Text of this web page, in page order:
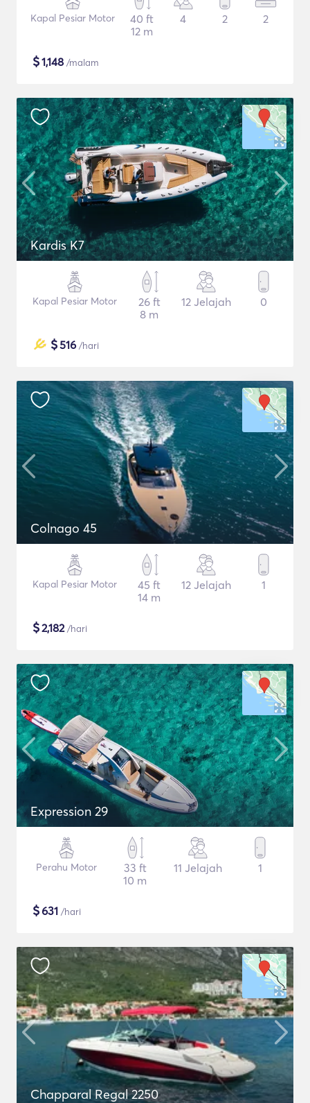
Kapal Pesiar Motor
40 ft
12 m
4 2 2
$1,148 /malam
Kardis K7
Kapal Pesiar Motor
26 ft
8 m
12 Jelajah 0
$516 /hari
Colnago 45
Kapal Pesiar Motor
45 ft
14 m
12 Jelajah 1
$2,182/hari
Expression 29
Perahu Motor
33 ft
10 m
11 Jelajah 1
$631 /hari
Chapparal Regal 2250